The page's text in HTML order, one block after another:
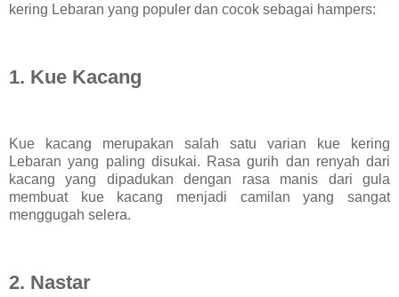
kering Lebaran yang populer dan cocok sebagai hampers:
1. Kue Kacang
Kue kacang merupakan salah satu varian kue kering
Lebaran yang paling disukai. Rasa gurih dan renyah dari
kacang yang dipadukan dengan rasa manis dari gula
membuat kue kacang menjadi camilan yang sangat
menggugah selera.
2. Nastar